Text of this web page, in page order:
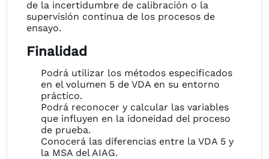
de la incertidumbre de calibración o la
supervisión continua de los procesos de
ensayo.
Finalidad
Podrá utilizar los métodos especificados
en el volumen 5 de VDA en su entorno
práctico.
Podrá reconocer y calcular las variables
que influyen en la idoneidad del proceso
de prueba.
Conocerá las diferencias entre la VDA 5 y
la MSA del AIAG.